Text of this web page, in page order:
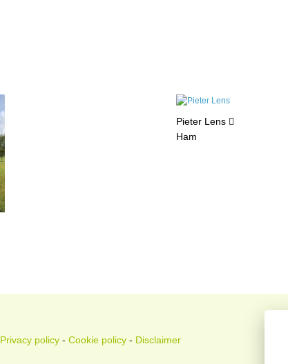
Pieter Lens
Ham
Privacy policy - Cookie policy - Disclaimer